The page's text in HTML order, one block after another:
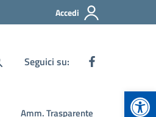
Accedi
Seguici su:
Amm. Trasparente